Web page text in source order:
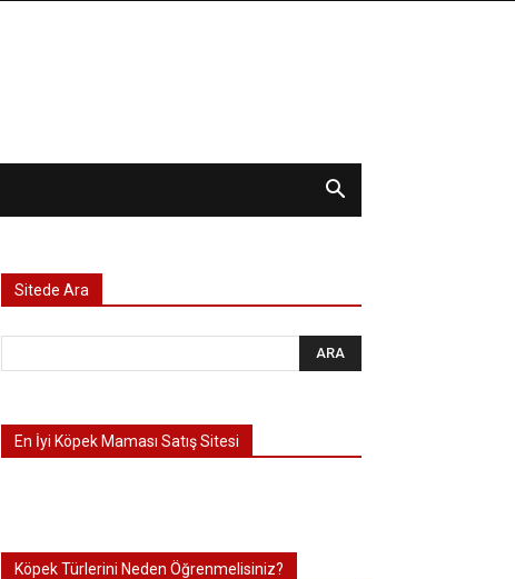
Sitede Ara
En İyi Köpek Maması Satış Sitesi
Köpek Türlerini Neden Öğrenmelisiniz?